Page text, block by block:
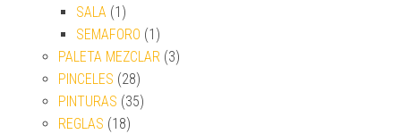
SALA (1)
SEMAFORO (1)
PALETA MEZCLAR (3)
PINCELES (28)
PINTURAS (35)
REGLAS (18)